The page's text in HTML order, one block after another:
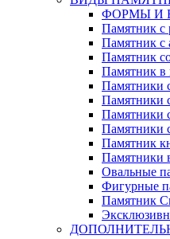
ФОРМЫ И
Памятник с
Памятник с
Памятник
Памятник в
Памятники
Памятники
Памятники
Памятники
Памятник
Памятники
Овальные
Фигурные
Памятник